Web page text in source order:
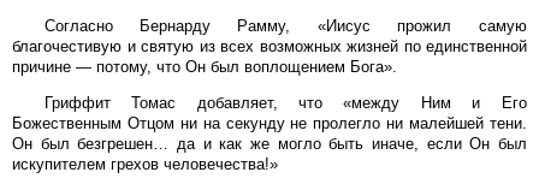
Согласно Бернарду Рамму, «Иисус прожил самую
благочестивую и святую из всех возможных жизней по единственной
причине — потому, что Он был воплощением Бога».
Гриффит Томас добавляет, что «между Ним и Его
Божественным Отцом ни на секунду не пролегло ни малейшей тени.
Он был безгрешен… да и как же могло быть иначе, если Он был
искупителем грехов человечества!»